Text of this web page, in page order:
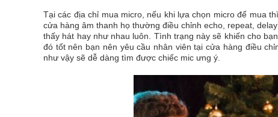
Tại các địa chỉ mua micro, nếu khi lựa chọn micro để mua
cửa hàng âm thanh họ thường điều chỉnh echo, repeat,
thấy hát hay như nhau luôn. Tình trạng này sẽ khiến cho
đó tốt nên bạn nên yêu cầu nhân viên tại cửa hàng điều
như vậy sẽ dễ dàng tìm được chiếc mic ưng ý.